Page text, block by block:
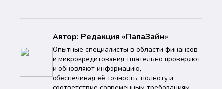
Автор: Peдaкция «ПапаЗайм»
Опытные специалисты в области финансов
и микрокредитования тщательно проверяют
и обновляют информацию,
обеспечивая её точность, полноту и